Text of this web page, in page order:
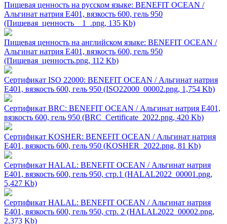
Пищевая ценность на русском языке: BENEFIT OCEAN /
Альгинат натрия Е401, вязкость 600, гель 950
(Пищевая_ценность__1_.png, 135 Kb)
Пищевая ценность на английском языке: BENEFIT OCEAN /
Альгинат натрия Е401, вязкость 600, гель 950
(Пищевая_ценность.png, 112 Kb)
Сертификат ISO 22000: BENEFIT OCEAN / Альгинат натрия
Е401, вязкость 600, гель 950 (ISO22000_00002.png, 1,754 Kb)
Сертификат BRC: BENEFIT OCEAN / Альгинат натрия Е401,
вязкость 600, гель 950 (BRC_Certificate_2022.png, 420 Kb)
Сертификат KOSHER: BENEFIT OCEAN / Альгинат натрия
Е401, вязкость 600, гель 950 (KOSHER_2022.png, 81 Kb)
Сертификат HALAL: BENEFIT OCEAN / Альгинат натрия
Е401, вязкость 600, гель 950, стр.1 (HALAL2022_00001.png,
5,427 Kb)
Сертификат HALAL: BENEFIT OCEAN / Альгинат натрия
Е401, вязкость 600, гель 950, стр. 2 (HALAL2022_00002.png,
2,373 Kb)